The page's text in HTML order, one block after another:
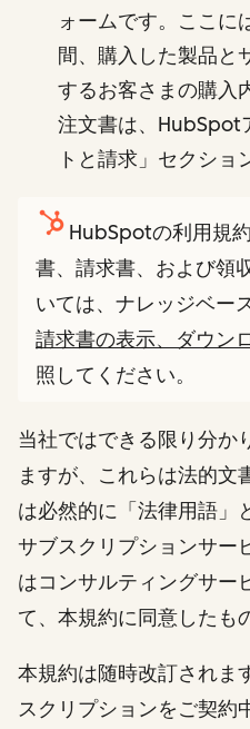
ォームです。ここに
間、購入した製品と
するお客さまの購入
注文書は、HubSpot
トと請求」セクショ
HubSpotの利用規
書、請求書、および領
いては、ナレッジベー
請求書の表示、ダウン
照してください。
当社ではできる限り分か
ますが、これらは法的文
は必然的に「法律用語」
サブスクリプションサー
はコンサルティングサー
て、本規約に同意したも
本規約は随時改訂されま
スクリプションをご契約